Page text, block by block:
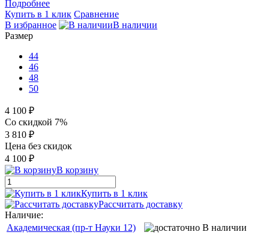
Подробнее
Купить в 1 клик Сравнение
В избранное
В наличии
Размер
44
46
48
50
4 100 ₽
Со скидкой 7%
3 810 ₽
Цена без скидок
4 100 ₽
В корзину
Купить в 1 клик
Рассчитать доставку
Наличие:
Академическая (пр-т Науки 12)
В наличии